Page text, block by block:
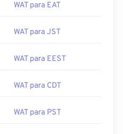
WAT para EAT
WAT para JST
WAT para EEST
WAT para CDT
WAT para PST